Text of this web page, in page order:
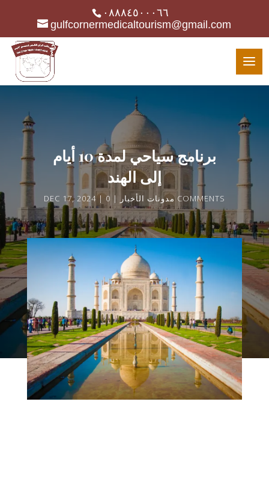
٠٨٨٨٤٥٠٠٠٦٦
gulfcornermedicaltourism@gmail.com
برنامج سياحي لمدة 10 أيام
إلى الهند
DEC 17, 2024 مدونات الأخبار0 COMMENTS